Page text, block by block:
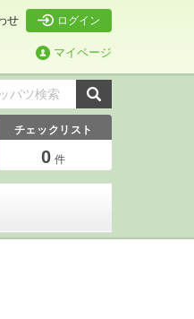
せ ログイン
マイページ
チェックリスト
0 件